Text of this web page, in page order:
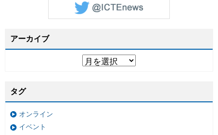
アーカイブ
タグ
オンライン
イベント